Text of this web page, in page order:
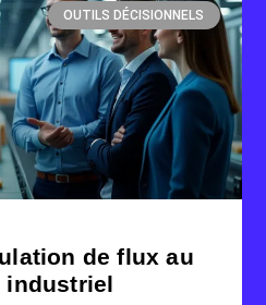
OUTILS DÉCISIONNELS
de flux au
industriel